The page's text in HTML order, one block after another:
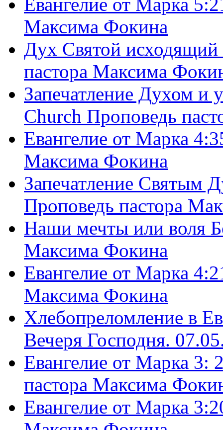
Максима Фокина
Дух Святой
пастора Максима
Запечатление Духом и
Church Проповедь
Евангелие от Марка
Максима Фокина
Запечатление Святым
Проповедь пастора
Наши мечты или воля
Максима Фокина
Евангелие от Марка
Максима Фокина
Хлебопреломление в
Вечеря Господня.
Евангелие от Марка 3:
пастора Максима
Евангелие от Марка